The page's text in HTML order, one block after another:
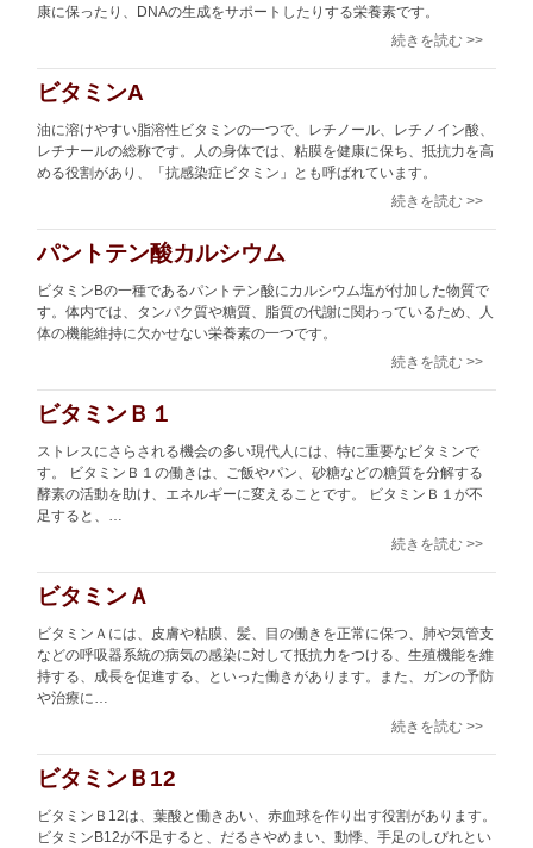
康に保ったり、DNAの生成をサポートしたりする栄養素です。
続きを読む >>
ビタミンA
油に溶けやすい脂溶性ビタミンの一つで、レチノール、レチノイン酸、
レチナールの総称です。人の身体では、粘膜を健康に保ち、抵抗力を高
める役割があり、「抗感染症ビタミン」とも呼ばれています。
続きを読む >>
パントテン酸カルシウム
ビタミンBの一種であるパントテン酸にカルシウム塩が付加した物質で
す。体内では、タンパク質や糖質、脂質の代謝に関わっているため、人
体の機能維持に欠かせない栄養素の一つです。
続きを読む >>
ビタミンＢ１
ストレスにさらされる機会の多い現代人には、特に重要なビタミンで
す。 ビタミンＢ１の働きは、ご飯やパン、砂糖などの糖質を分解する
酵素の活動を助け、エネルギーに変えることです。 ビタミンＢ１が不
足すると、…
続きを読む >>
ビタミンＡ
ビタミンＡには、皮膚や粘膜、髪、目の働きを正常に保つ、肺や気管支
などの呼吸器系統の病気の感染に対して抵抗力をつける、生殖機能を維
持する、成長を促進する、といった働きがあります。また、ガンの予防
や治療に…
続きを読む >>
ビタミンＢ12
ビタミンＢ12は、葉酸と働きあい、赤血球を作り出す役割があります。
ビタミンB12が不足すると、だるさやめまい、動悸、手足のしびれとい